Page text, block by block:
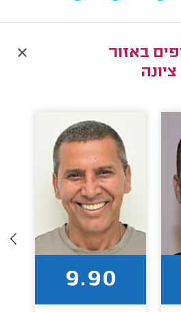
באזור
9.90